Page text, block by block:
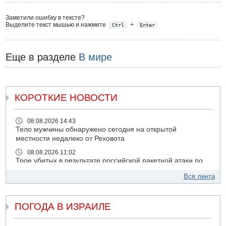
Заметили ошибку в тексте?
Выделите текст мышью и нажмите
Ctrl + Enter
Еще в разделе В мире
КОРОТКИЕ НОВОСТИ
08.08.2026 14:43
Тело мужчины обнаружено сегодня на открытой
местности недалеко от Реховота
08.08.2026 11:02
Трое убитых в результате российской ракетной атаки по
07.08.2026 20:43
07.08.2026 20:41
Ynet: "Хизбалла" запустила БПЛА со взрывчаткой по
Вся лента
ПОГОДА В ИЗРАИЛЕ